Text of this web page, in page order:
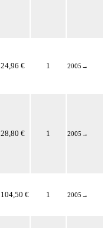
24,96 € 1 2005 →
28,80 € 1 2005 →
104,50 € 1 2005 →